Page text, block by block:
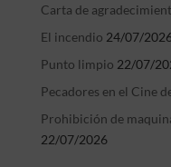
Carta de
El incendio 24/07/
Punto limpio 22/07/
Pecadores en el Cine
Prohibición de
22/07/2026